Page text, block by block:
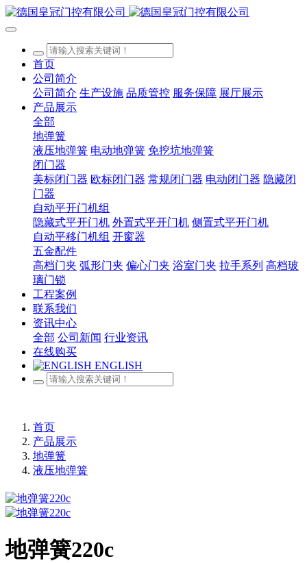
首页
公司简介
公司简介 生产设施 品质管控 服务保障 展厅展示
产品展示
全部
地弹簧
液压地弹簧 电动地弹簧 免挖坑地弹簧
闭门器
美标闭门器 欧标闭门器 常规闭门器 电动闭门器 隐藏闭
门器
自动平开门机组
隐藏式平开门机 外置式平开门机 侧置式平开门机
自动平移门机组 开窗器
五金配件
高档门夹 弧形门夹 偏心门夹 浴室门夹 拉手系列 高档玻
璃门锁
工程案例
联系我们
资讯中心
全部 公司新闻 行业资讯
在线购买
ENGLISH
首页
产品展示
地弹簧
液压地弹簧
地弹簧220c